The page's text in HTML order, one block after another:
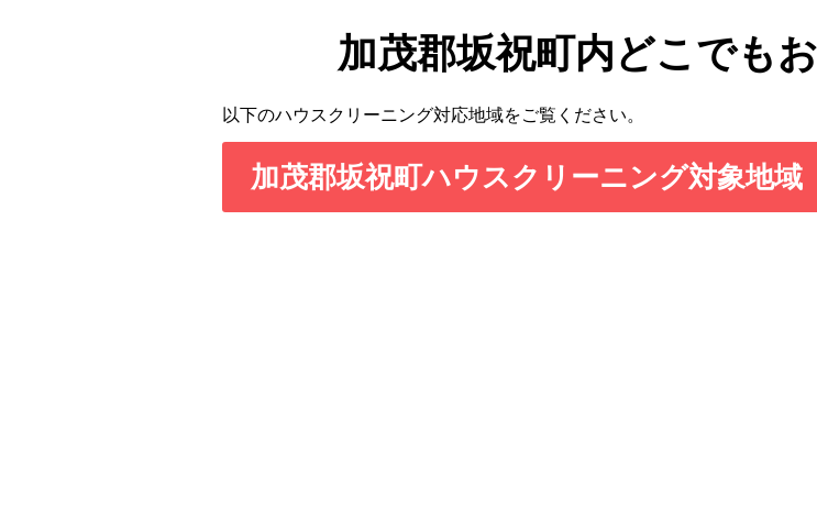
加茂郡坂祝町内どこでも
以下のハウスクリーニング対応地域をご覧ください。
加茂郡坂祝町ハウスクリーニング対象地域